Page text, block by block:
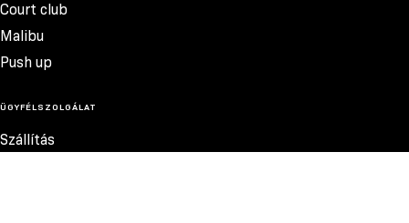
Court club
Malibu
Push up
ÜGYFÉLSZOLGÁLAT
Szállítás